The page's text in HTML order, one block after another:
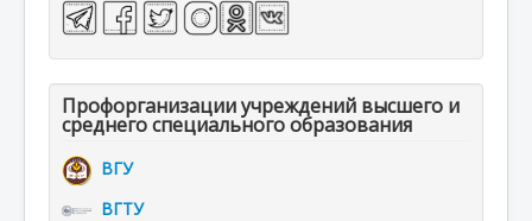
Профорганизации учреждений высшего и
среднего специального образования
ВГУ
ВГТУ